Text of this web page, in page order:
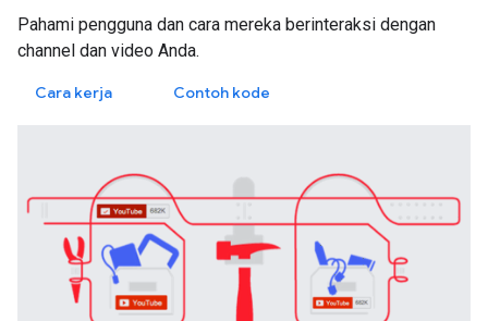
Pahami pengguna dan cara mereka berinteraksi dengan
channel dan video Anda.
Cara kerja Contoh kode